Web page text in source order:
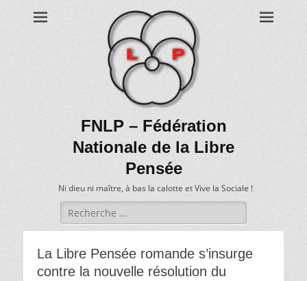
FNLP – Fédération
Nationale de la Libre
Pensée
Ni dieu ni maître, à bas la calotte et Vive la Sociale !
Recherche
de:
La Libre Pensée romande s’insurge
contre la nouvelle résolution du